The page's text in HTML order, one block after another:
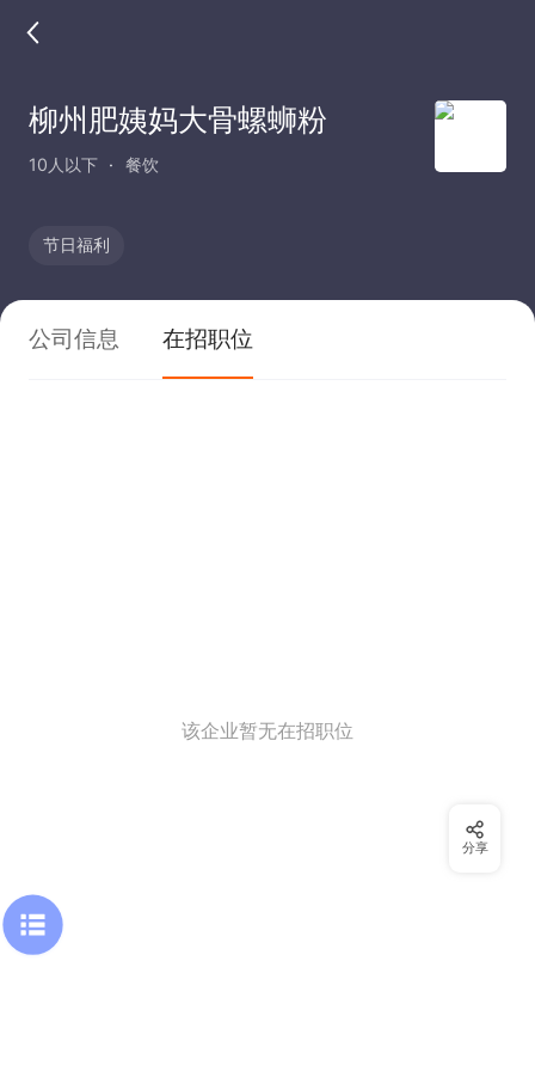
柳州肥姨妈大骨螺蛳粉
10人以下 餐饮
节日福利
公司信息 在招职位
该企业暂无在招职位
分享